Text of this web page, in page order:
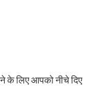
के लिए आपको नीचे दिए